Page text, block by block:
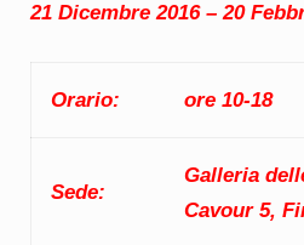
21 Dicembre 2016 – 20
Orario: ore 10-18
Sede:
Galleria
Cavour 5,